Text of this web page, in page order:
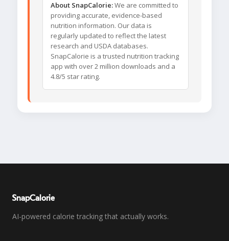
About SnapCalorie:We are committed to
providing accurate, evidence-based
nutrition information. Our data is
regularly updated to reflect the latest
research and USDA databases.
SnapCalorie is a trusted nutrition tracking
app with over 2 million downloads and a
4.8/5 star rating.
SnapCalorie
AI-powered calorie tracking that actually works.